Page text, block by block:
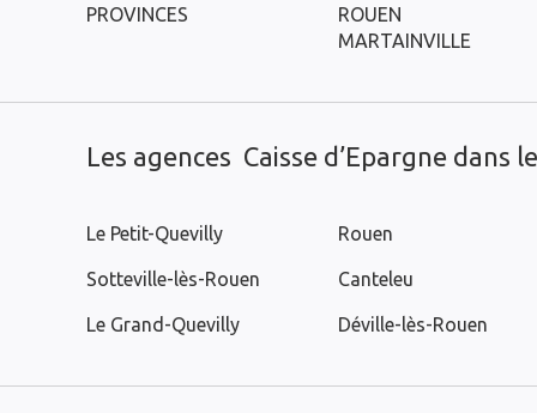
PROVINCES
ROUEN
MARTAINVILLE
Les agences Caisse d’Epargne dans
Le Petit-Quevilly
Sotteville-lès-Rouen
Le Grand-Quevilly
Rouen
Canteleu
Déville-lès-Rouen